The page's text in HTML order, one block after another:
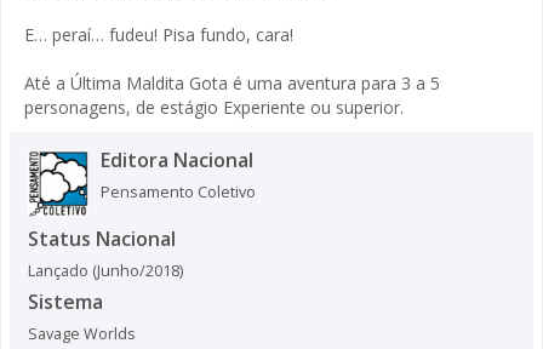
E… peraí… fudeu! Pisa fundo, cara!
Até a Última Maldita Gota é uma aventura para 3 a 5
personagens, de estágio Experiente ou superior.
Editora Nacional
Pensamento Coletivo
Status Nacional
Lançado (Junho/2018)
Sistema
Savage Worlds